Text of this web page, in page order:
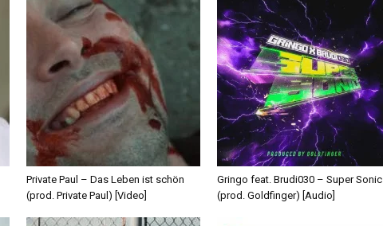
Private Paul – Das Leben ist schön
(prod. Private Paul) [Video]
Gringo feat. Brudi030 – Super Sonic
(prod. Goldfinger) [Audio]